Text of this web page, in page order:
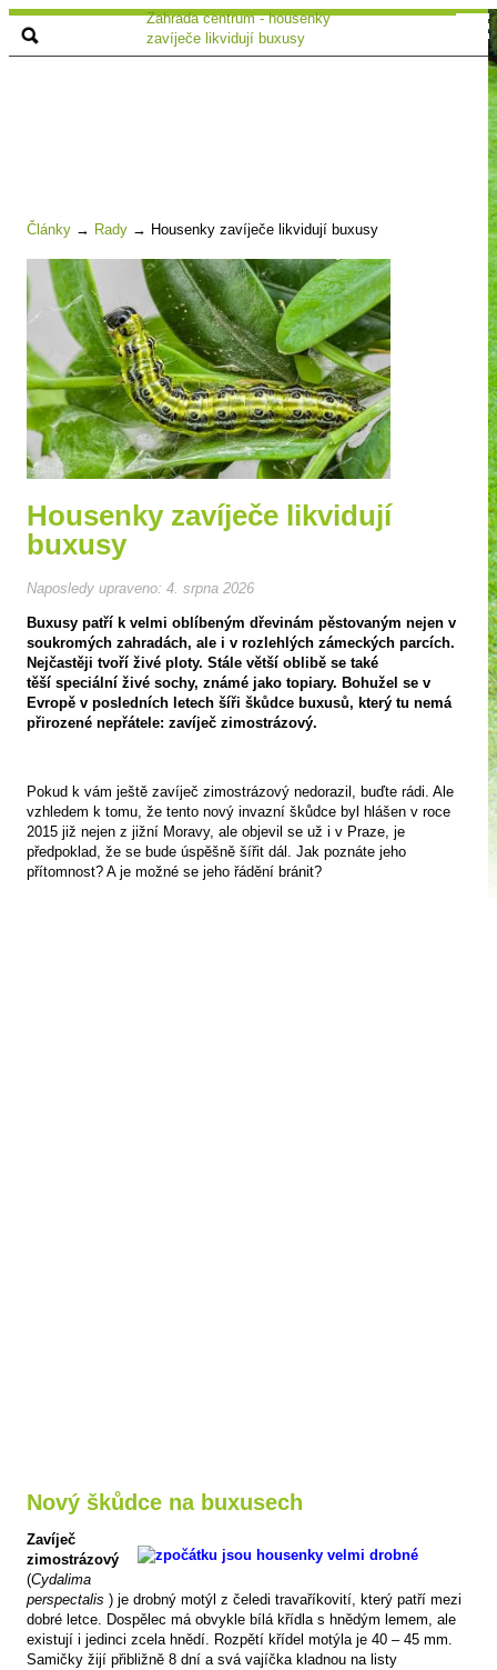
Zahrada centrum - housenky
zavíječe likvidují buxusy
Články → Rady → Housenky zavíječe likvidují buxusy
Housenky zavíječe likvidují
buxusy
Naposledy upraveno: 4. srpna 2026
Buxusy patří k velmi oblíbeným dřevinám pěstovaným nejen v
soukromých zahradách, ale i v rozlehlých zámeckých parcích.
Nejčastěji tvoří živé ploty. Stále větší oblibě se také
těší speciální živé sochy, známé jako topiary. Bohužel se v
Evropě v posledních letech šíři škůdce buxusů, který tu nemá
přirozené nepřátele: zavíječ zimostrázový.
Pokud k vám ještě zavíječ zimostrázový nedorazil, buďte rádi. Ale
vzhledem k tomu, že tento nový invazní škůdce byl hlášen v roce
2015 již nejen z jižní Moravy, ale objevil se už i v Praze, je
předpoklad, že se bude úspěšně šířit dál. Jak poznáte jeho
přítomnost? A je možné se jeho řádění bránit?
Nový škůdce na buxusech
Zavíječ
zimostrázový
(Cydalima
perspectalis ) je drobný motýl z čeledi travaříkovití, který patří mezi
dobré letce. Dospělec má obvykle bílá křídla s hnědým lemem, ale
existují i jedinci zcela hnědí. Rozpětí křídel motýla je 40 – 45 mm.
Samičky žijí přibližně 8 dní a svá vajíčka kladnou na listy